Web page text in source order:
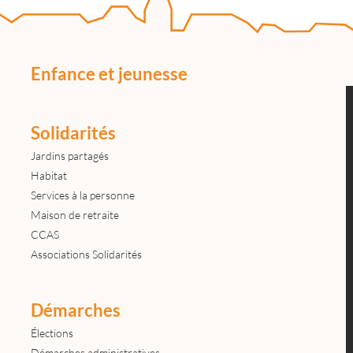
Enfance et jeunesse
Solidarités
Jardins partagés
Habitat
Services à la personne
Maison de retraite
CCAS
Associations Solidarités
Démarches
Élections